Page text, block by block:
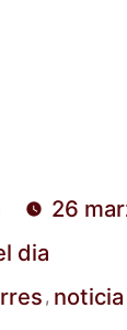
26
dia
, noticia